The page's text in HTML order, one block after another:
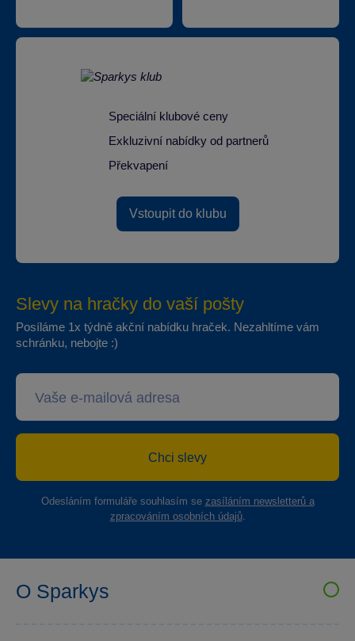
Speciální klubové ceny
Exkluzivní nabídky od partnerů
Překvapení
Vstoupit do klubu
Slevy na hračky do vaší pošty
Posíláme 1x týdně akční nabídku hraček. Nezahltíme vám
schránku, nebojte :)
Chci slevy
Odesláním formuláře souhlasím se zasíláním newsletterů a
zpracováním osobních údajů.
O Sparkys